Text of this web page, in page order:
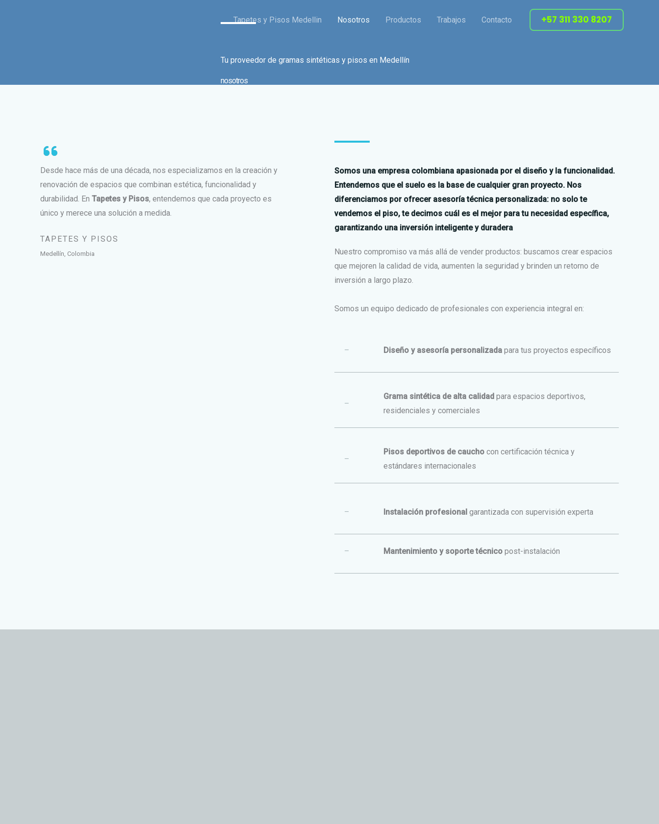
Tapetes y Pisos Medellin Nosotros Productos Trabajos Contacto +57 311 330 8207
Tu proveedor de gramas sintéticas y pisos en Medellín
nosotros
Desde hace más de una década, nos especializamos en la creación y
renovación de espacios que combinan estética, funcionalidad y
durabilidad. En Tapetes y Pisos, entendemos que cada proyecto es
único y merece una solución a medida.
TAPETES Y PISOS
Medellín, Colombia
Somos una empresa colombiana apasionada por el diseño y la funcionalidad.
Entendemos que el suelo es la base de cualquier gran proyecto. Nos
diferenciamos por ofrecer asesoría técnica personalizada: no solo te
vendemos el piso, te decimos cuál es el mejor para tu necesidad específica,
garantizando una inversión inteligente y duradera
Nuestro compromiso va más allá de vender productos: buscamos crear espacios
que mejoren la calidad de vida, aumenten la seguridad y brinden un retorno de
inversión a largo plazo.
Somos un equipo dedicado de profesionales con experiencia integral en:
– Diseño y asesoría personalizadapara tus proyectos específicos
–
Grama sintética de alta calidadpara espacios deportivos,
residenciales y comerciales
–
Pisos deportivos de cauchocon certificación técnica y
estándares internacionales
– Instalación profesional garantizada con supervisión experta
– Mantenimiento y soporte técnicopost-instalación